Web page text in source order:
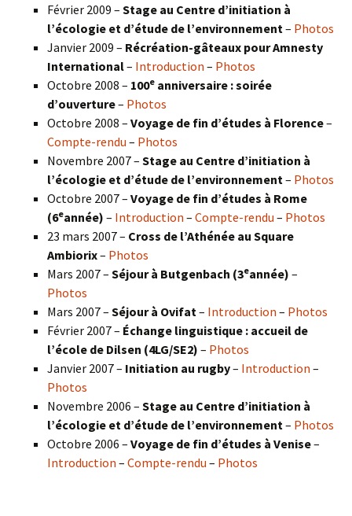
Février 2009 – Stage au Centre d’initiation à
l’écologie et d’étude de l’environnement – Photos
Janvier 2009 – Récréation-gâteaux pour Amnesty
International– Introduction – Photos
Octobre 2008 – 100e anniversaire : soirée
d’ouverture– Photos
Octobre 2008 – Voyage de fin d’études à Florence–
Compte-rendu – Photos
Novembre 2007 – Stage au Centre d’initiation à
l’écologie et d’étude de l’environnement – Photos
Octobre 2007 – Voyage de fin d’études à Rome
(6eannée) – Introduction – Compte-rendu – Photos
23 mars 2007 – Cross de l’Athénée au Square
Ambiorix– Photos
Mars 2007 – Séjour à Butgenbach (3eannée) –
Photos
Mars 2007 – Séjour à Ovifat – Introduction – Photos
Février 2007 – Échange linguistique : accueil de
l’école de Dilsen (4LG/SE2) – Photos
Janvier 2007 – Initiation au rugby– Introduction –
Photos
Novembre 2006 – Stage au Centre d’initiation à
l’écologie et d’étude de l’environnement – Photos
Octobre 2006 – Voyage de fin d’études à Venise–
Introduction – Compte-rendu – Photos